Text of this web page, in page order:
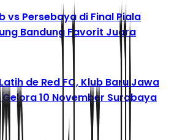
vs Persebaya di Final Piala
Bandung Favorit Juara
de Red FC, Klub Baru Jawa
10 November Surabaya